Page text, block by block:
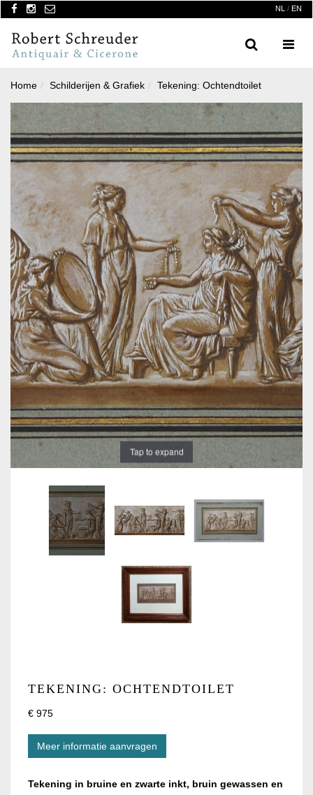
NL / EN
Menu
Search
Home Schilderijen & Grafiek Tekening: Ochtendtoilet
Tap to expand
TEKENING: OCHTENDTOILET
€ 975
Meer informatie aanvragen
Tekening in bruine en zwarte inkt, bruin gewassen en